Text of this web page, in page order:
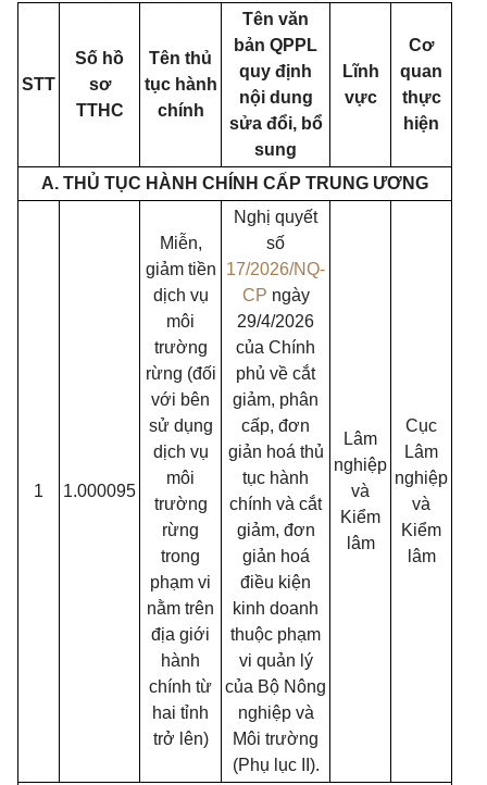
STT
Số hồ
sơ
TTHC
Tên thủ
tục hành
chính
Tên văn
bản QPPL
quy định
nội dung
sửa đổi, bổ
sung
Lĩnh
vực
Cơ
quan
thực
hiện
A. THỦ TỤC HÀNH CHÍNH CẤP TRUNG ƯƠNG
1 1.000095
Miễn,
giảm tiền
dịch vụ
môi
trường
rừng (đối
với bên
sử dụng
dịch vụ
môi
trường
rừng
trong
phạm vi
nằm trên
địa giới
hành
chính từ
hai tỉnh
trở lên)
Nghị quyết
số
17/2026/NQ-
CP ngày
29/4/2026
của Chính
phủ về cắt
giảm, phân
cấp, đơn
giản hoá thủ
tục hành
chính và cắt
giảm, đơn
giản hoá
điều kiện
kinh doanh
thuộc phạm
vi quản lý
của Bộ Nông
nghiệp và
Môi trường
(Phụ lục II).
Lâm
nghiệp
và
Kiểm
lâm
Cục
Lâm
nghiệp
và
Kiểm
lâm